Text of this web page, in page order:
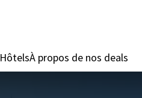
HôtelsÀ propos de nos deals